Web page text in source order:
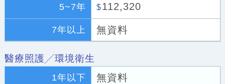
5~7年 $112,320
7年以上 無資料
醫療照護╱環境衛生
1年以下 無資料